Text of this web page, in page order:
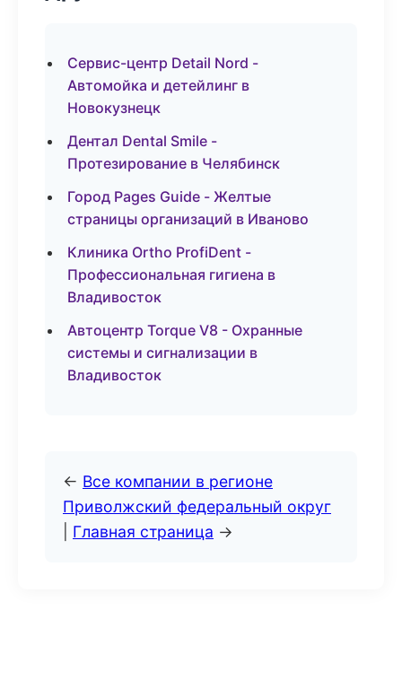
Сервис-центр Detail Nord -
Автомойка и детейлинг в
Новокузнецк
Дентал Dental Smile -
Протезирование в Челябинск
Город Pages Guide - Желтые
страницы организаций в Иваново
Клиника Ortho ProfiDent -
Профессиональная гигиена в
Владивосток
Автоцентр Torque V8 - Охранные
системы и сигнализации в
Владивосток
← Все компании в регионе
Приволжский федеральный округ
Главная страница →